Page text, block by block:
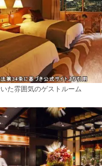
いた雰囲気のゲストルーム